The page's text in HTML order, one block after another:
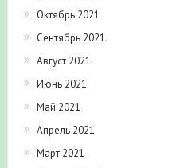
Октябрь 2021
Сентябрь 2021
Август 2021
Июнь 2021
Май 2021
Апрель 2021
Март 2021